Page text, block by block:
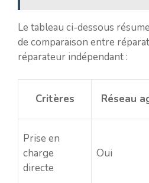
Le tableau ci-dessous
de comparaison entre
réparateur indépendant :
Critères Réseau
Prise en
charge
directe
Oui